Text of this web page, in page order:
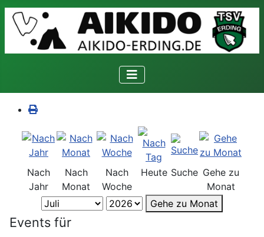
Nach
Jahr
Nach
Monat
Nach
Woche
Heute Suche Gehe zu
Monat
Gehe zu Monat
Events für